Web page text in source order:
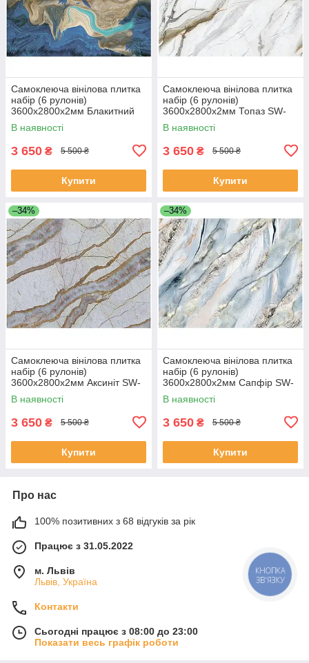
Самоклеюча вінілова плитка
набір (6 рулонів)
3600х2800х2мм Блакитний
SW-00001449
В наявності
3 650 ₴ 5 500 ₴
Купити
Самоклеюча вінілова плитка
набір (6 рулонів)
3600х2800х2мм Топаз SW-
00001452
В наявності
3 650 ₴ 5 500 ₴
Купити
–34%
Самоклеюча вінілова плитка
набір (6 рулонів)
3600х2800х2мм Аксиніт SW-
00001456
В наявності
3 650 ₴ 5 500 ₴
Купити
–34%
Самоклеюча вінілова плитка
набір (6 рулонів)
3600х2800х2мм Сапфір SW-
00001458
В наявності
3 650 ₴ 5 500 ₴
Купити
Про нас
100% позитивних з 68 відгуків за рік
Працює з 31.05.2022
м. Львів
Львів, Україна
Контакти
Сьогодні працює з 08:00 до 23:00
Показати весь графік роботи
КНОПКА
ЗВ'ЯЗКУ